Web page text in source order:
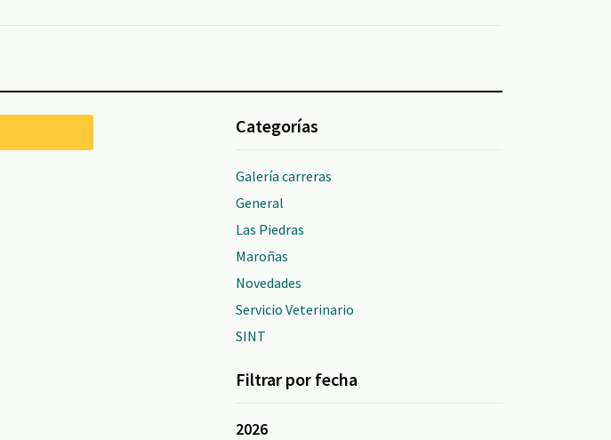
Categorías
Galería carreras
General
Las Piedras
Maroñas
Novedades
Servicio Veterinario
SINT
Filtrar por fecha
2026